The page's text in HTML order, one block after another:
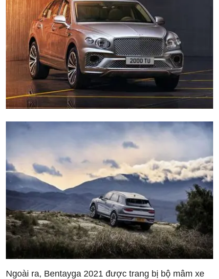
Ngoài ra, Bentayga 2021 được trang bị bộ mâm xe